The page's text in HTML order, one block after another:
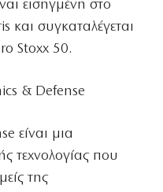
εισηγμένη στο
και συγκαταλέγεται
Stoxx 50.
& Defense
είναι μια
τεχνολογίας που
της